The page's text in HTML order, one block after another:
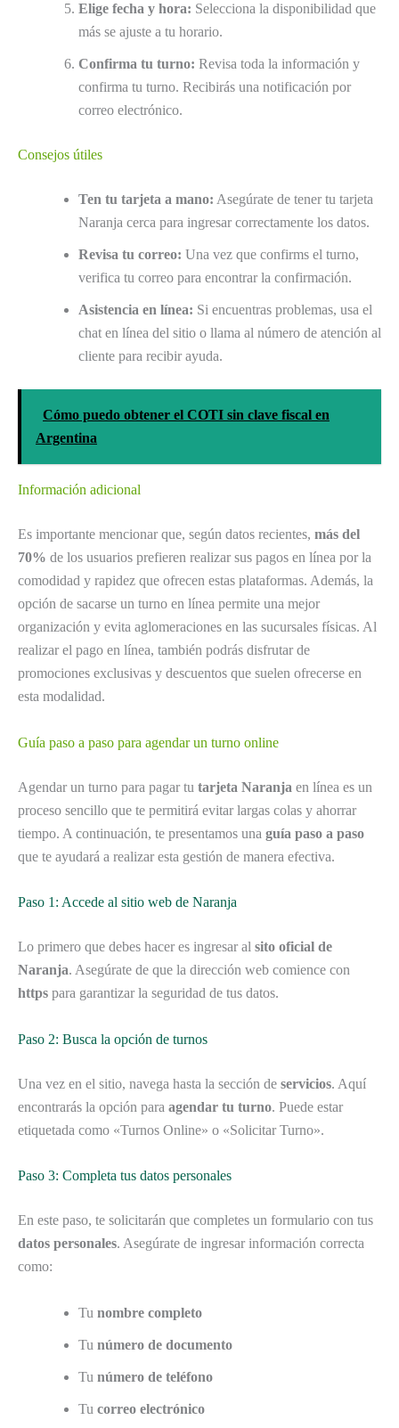
Elige fecha y hora: Selecciona la disponibilidad que
más se ajuste a tu horario.
Confirma tu turno: Revisa toda la información y
confirma tu turno. Recibirás una notificación por
correo electrónico.
Consejos útiles
Ten tu tarjeta a mano: Asegúrate de tener tu tarjeta
Naranja cerca para ingresar correctamente los datos.
Revisa tu correo: Una vez que confirms el turno,
verifica tu correo para encontrar la confirmación.
Asistencia en línea: Si encuentras problemas, usa el
chat en línea del sitio o llama al número de atención al
cliente para recibir ayuda.
Cómo puedo obtener el COTI sin clave fiscal en
Argentina
Información adicional
Es importante mencionar que, según datos recientes, más del
70% de los usuarios prefieren realizar sus pagos en línea por la
comodidad y rapidez que ofrecen estas plataformas. Además, la
opción de sacarse un turno en línea permite una mejor
organización y evita aglomeraciones en las sucursales físicas. Al
realizar el pago en línea, también podrás disfrutar de
promociones exclusivas y descuentos que suelen ofrecerse en
esta modalidad.
Guía paso a paso para agendar un turno online
Agendar un turno para pagar tu tarjeta Naranja en línea es un
proceso sencillo que te permitirá evitar largas colas y ahorrar
tiempo. A continuación, te presentamos una guía paso a paso
que te ayudará a realizar esta gestión de manera efectiva.
Paso 1: Accede al sitio web de Naranja
Lo primero que debes hacer es ingresar al sito oficial de
Naranja. Asegúrate de que la dirección web comience con
https para garantizar la seguridad de tus datos.
Paso 2: Busca la opción de turnos
Una vez en el sitio, navega hasta la sección de servicios. Aquí
encontrarás la opción para agendar tu turno. Puede estar
etiquetada como «Turnos Online» o «Solicitar Turno».
Paso 3: Completa tus datos personales
En este paso, te solicitarán que completes un formulario con tus
datos personales. Asegúrate de ingresar información correcta
como:
Tu nombre completo
Tu número de documento
Tu número de teléfono
Tu correo electrónico